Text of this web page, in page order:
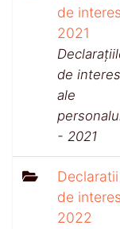
de
2021
de
ale
- 2021
Declaratii
de
2022